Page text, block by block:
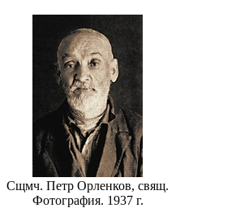
Сщмч. Петр Орленков, свящ.
Фотография. 1937 г.